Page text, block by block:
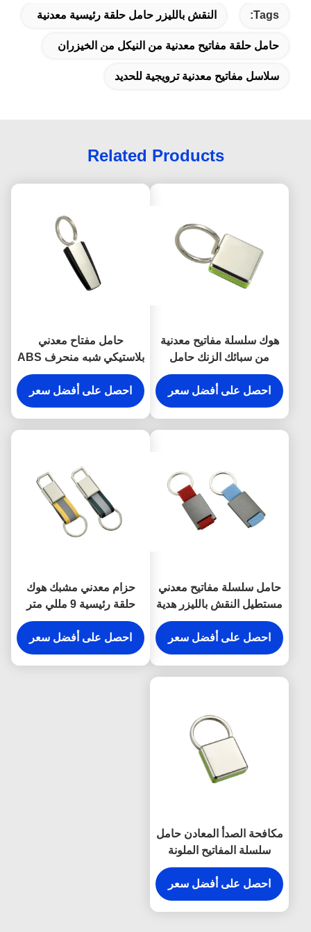
Tags: النقش بالليزر حامل حلقة رئيسية معدنية
حامل حلقة مفاتيح معدنية من النيكل من الخيزران
سلاسل مفاتيح معدنية ترويجية للحديد
Related Products
هوك سلسلة مفاتيح معدنية
من سبائك الزنك حامل
المفاجئة المضادة للصدأ
محفورة أقراط معدنية
احصل على أفضل سعر
حامل مفتاح معدني
بلاستيكي شبه منحرف ABS
مطلي بالفضة
احصل على أفضل سعر
حامل سلسلة مفاتيح معدني
مستطيل النقش بالليزر هدية
تذكارية من القماش
احصل على أفضل سعر
حزام معدني مشبك هوك
حلقة رئيسية 9 مللي متر
سمك مشرق قماش مفتاح
حامل هدايا تذكارية
احصل على أفضل سعر
مكافحة الصدأ المعادن حامل
سلسلة المفاتيح الملونة
المفاجئة هوك المفاتيح
البلاستيكية مربع
احصل على أفضل سعر